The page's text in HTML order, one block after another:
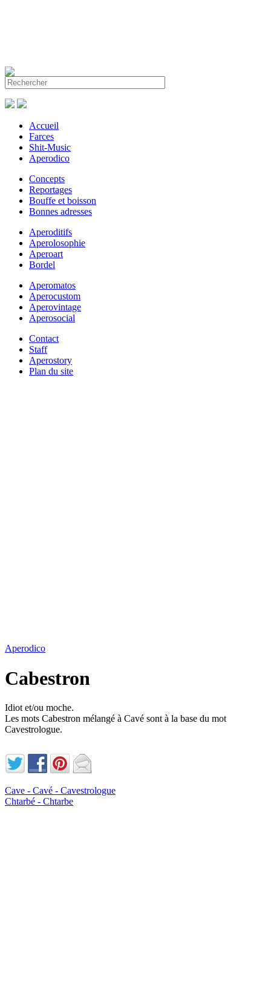
Accueil
Farces
Shit-Music
Aperodico
Concepts
Reportages
Bouffe et boisson
Bonnes adresses
Aperoditifs
Aperolosophie
Aperoart
Bordel
Aperomatos
Aperocustom
Aperovintage
Aperosocial
Contact
Staff
Aperostory
Plan du site
Aperodico
Cabestron
Idiot et/ou moche.
Les mots Cabestron mélangé à Cavé sont à la base du mot
Cavestrologue.
Cave - Cavé - Cavestrologue
Chtarbé - Chtarbe